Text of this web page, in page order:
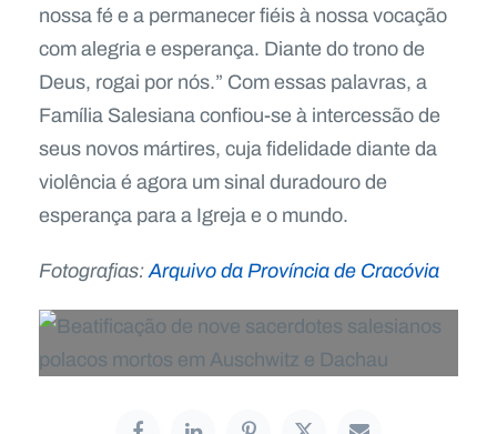
nossa fé e a permanecer fiéis à nossa vocação
com alegria e esperança. Diante do trono de
Deus, rogai por nós.” Com essas palavras, a
Família Salesiana confiou-se à intercessão de
seus novos mártires, cuja fidelidade diante da
violência é agora um sinal duradouro de
esperança para a Igreja e o mundo.
Fotografias:Arquivo da Província de Cracóvia